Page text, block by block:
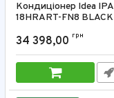
Кондиціонер Idea
18HRART-FN8
Артикул: IPA-18HRART-
34 398,00 грн